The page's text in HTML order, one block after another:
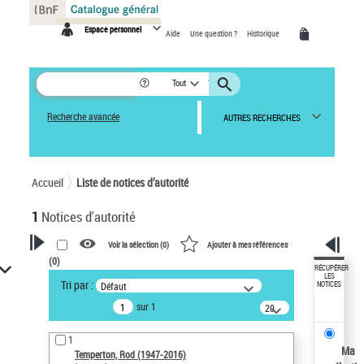
Espace personnel Aide Une question ? Historique
Tout
Recherche avancée AUTRES RECHERCHES
Accueil Liste de notices d’autorité
1 Notices d'autorité
VOTRE RECHERCHE
Recherche avancée dans les
notices d’autorité
Œuvres liées à l'auteur :
Temperton, Rod (1947-2016)
Voir la sélection (0) Ajouter à mes références
(0)
Tri par : Défaut
sur 1
20
résultats/page
1
Temperton, Rod (1947-2016)
RÉCUPÉRER
LES
NOTICES
Ma
Panneau de gestion des cookies